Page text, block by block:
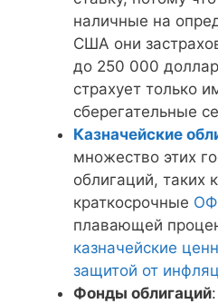
наличные на
США они
до 250 000
страхует только
сберегательные
Казначейские
множество этих
облигаций, таких
краткосрочные
плавающей
казначейские
защитой от
Фонды облигаций